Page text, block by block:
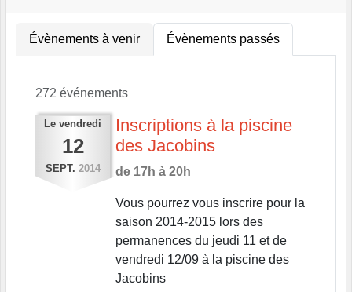
Évènements à venir Évènements passés
272 événements
Le vendredi
12
SEPT. 2014
Inscriptions à la piscine
des Jacobins
de 17h à 20h
Vous pourrez vous inscrire pour la
saison 2014-2015 lors des
permanences du jeudi 11 et de
vendredi 12/09 à la piscine des
Jacobins